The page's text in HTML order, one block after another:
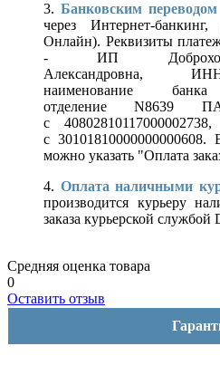
3.Банковским переводом
через Интернет-
Онлайн). Реквизиты
- ИП
Александровна,
наименование
отделение N8639
с
с 30101810000000000608.
можно указать "Оплата
4. Оплата наличными
производится курьеру
заказа курьерской службой
Средняя оценка товара
0
Оставить отзыв